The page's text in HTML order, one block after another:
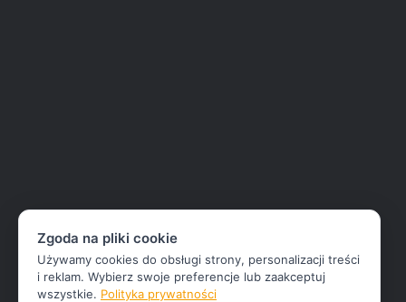
Zgoda na pliki cookie
Używamy cookies do obsługi strony, personalizacji treści
i reklam. Wybierz swoje preferencje lub zaakceptuj
wszystkie. Polityka prywatności